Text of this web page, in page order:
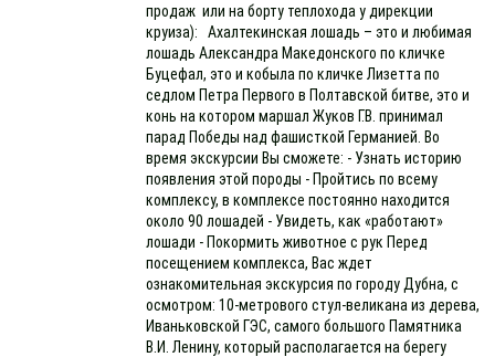
продаж или на борту теплохода у дирекции
круиза): Ахалтекинская лошадь – это и любимая
лошадь Александра Македонского по кличке
Буцефал, это и кобыла по кличке Лизетта по
седлом Петра Первого в Полтавской битве, это и
конь на котором маршал Жуков Г.В. принимал
парад Победы над фашисткой Германией. Во
время экскурсии Вы сможете: - Узнать историю
появления этой породы - Пройтись по всему
комплексу, в комплексе постоянно находится
около 90 лошадей - Увидеть, как «работают»
лошади - Покормить животное с рук Перед
посещением комплекса, Вас ждет
ознакомительная экскурсия по городу Дубна, с
осмотром: 10-метрового стул-великана из дерева,
Иваньковской ГЭС, самого большого Памятника
В.И. Ленину, который располагается на берегу